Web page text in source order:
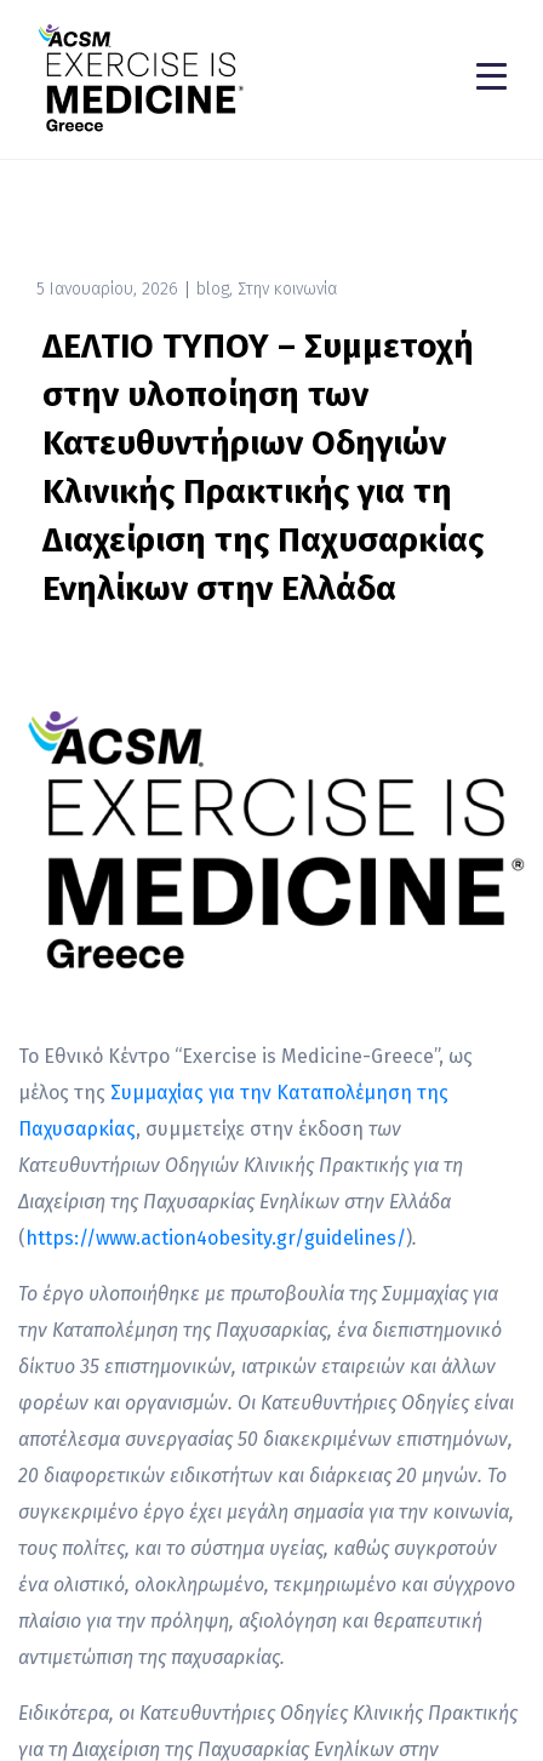
5 Ιανουαρίου, 2026 blog, Στην κοινωνία
ΔΕΛΤΙΟ ΤΥΠΟΥ – Συμμετοχή
στην υλοποίηση των
Κατευθυντήριων Οδηγιών
Κλινικής Πρακτικής για τη
Διαχείριση της Παχυσαρκίας
Ενηλίκων στην Ελλάδα
Το Εθνικό Κέντρο “Exercise is Medicine-Greece”, ως
μέλος της Συμμαχίας για την Καταπολέμηση της
Παχυσαρκίας, συμμετείχε στην έκδοση των
Κατευθυντήριων Οδηγιών Κλινικής Πρακτικής για τη
Διαχείριση της Παχυσαρκίας Ενηλίκων στην Ελλάδα
(https://www.action4obesity.gr/guidelines/).
Το έργο υλοποιήθηκε με πρωτοβουλία της Συμμαχίας για
την Καταπολέμηση της Παχυσαρκίας, ένα διεπιστημονικό
δίκτυο 35 επιστημονικών, ιατρικών εταιρειών και άλλων
φορέων και οργανισμών. Οι Κατευθυντήριες Οδηγίες είναι
αποτέλεσμα συνεργασίας 50 διακεκριμένων επιστημόνων,
20 διαφορετικών ειδικοτήτων και διάρκειας 20 μηνών. Το
συγκεκριμένο έργο έχει μεγάλη σημασία για την κοινωνία,
τους πολίτες, και το σύστημα υγείας, καθώς συγκροτούν
ένα ολιστικό, ολοκληρωμένο, τεκμηριωμένο και σύγχρονο
πλαίσιο για την πρόληψη, αξιολόγηση και θεραπευτική
αντιμετώπιση της παχυσαρκίας.
Ειδικότερα, οι Κατευθυντήριες Οδηγίες Κλινικής Πρακτικής
για τη Διαχείριση της Παχυσαρκίας Ενηλίκων στην